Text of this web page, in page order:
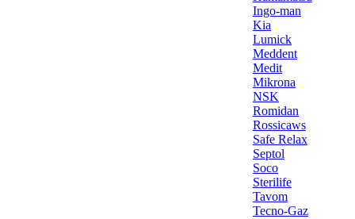
Ingo-man
Kia
Lumick
Meddent
Medit
Mikrona
NSK
Romidan
Rossicaws
Safe Relax
Septol
Soco
Sterilife
Tavom
Tecno-Gaz